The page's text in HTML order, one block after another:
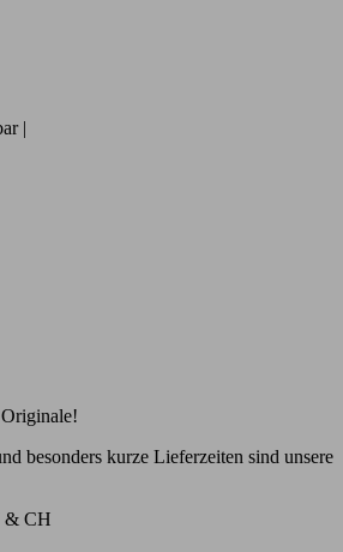
|
besonders kurze Lieferzeiten sind unsere
& CH